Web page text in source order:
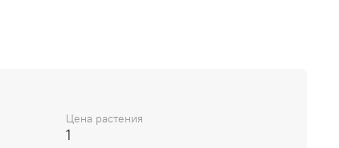
получите его ПРЕДВАРИТЕЛЬНУЮ форму,
и т.д.). Затем вам будут высланы
на оплату услуг и растений. При этом
силу.
Цена растения
1